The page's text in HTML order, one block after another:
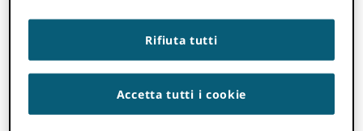
SCOPRI DI PIÙ
Rifiuta tutti
Accetta tutti i cookie